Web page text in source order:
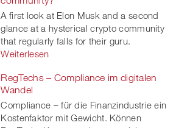
A first look at Elon Musk and a second
glance at a hysterical crypto community
that regularly falls for their guru.
Weiterlesen
RegTechs – Compliance im digitalen
Wandel
Compliance – für die Finanzindustrie ein
Kostenfaktor mit Gewicht. Können